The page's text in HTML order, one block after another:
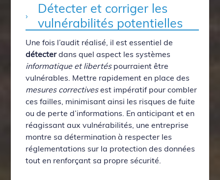
Détecter et corriger les
vulnérabilités potentielles
Une fois l’audit réalisé, il est essentiel de
détecterdans quel aspect les systèmes
informatique et libertéspourraient être
vulnérables. Mettre rapidement en place des
mesures correctivesest impératif pour combler
ces failles, minimisant ainsi les risques de fuite
ou de perte d’informations. En anticipant et en
réagissant aux vulnérabilités, une entreprise
montre sa détermination à respecter les
réglementations sur la protection des données
tout en renforçant sa propre sécurité.